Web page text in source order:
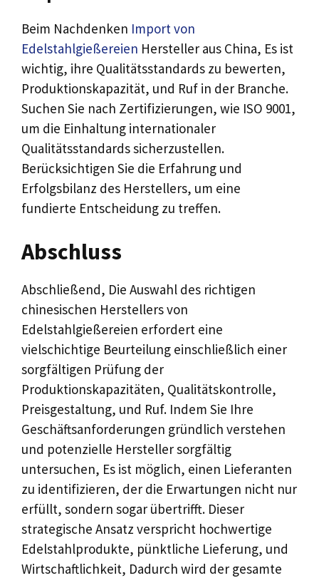
Beim Nachdenken Import von
Edelstahlgießereien Hersteller aus China, Es ist
wichtig, ihre Qualitätsstandards zu bewerten,
Produktionskapazität, und Ruf in der Branche.
Suchen Sie nach Zertifizierungen, wie ISO 9001,
um die Einhaltung internationaler
Qualitätsstandards sicherzustellen.
Berücksichtigen Sie die Erfahrung und
Erfolgsbilanz des Herstellers, um eine
fundierte Entscheidung zu treffen.
Abschluss
Abschließend, Die Auswahl des richtigen
chinesischen Herstellers von
Edelstahlgießereien erfordert eine
vielschichtige Beurteilung einschließlich einer
sorgfältigen Prüfung der
Produktionskapazitäten, Qualitätskontrolle,
Preisgestaltung, und Ruf. Indem Sie Ihre
Geschäftsanforderungen gründlich verstehen
und potenzielle Hersteller sorgfältig
untersuchen, Es ist möglich, einen Lieferanten
zu identifizieren, der die Erwartungen nicht nur
erfüllt, sondern sogar übertrifft. Dieser
strategische Ansatz verspricht hochwertige
Edelstahlprodukte, pünktliche Lieferung, und
Wirtschaftlichkeit, Dadurch wird der gesamte